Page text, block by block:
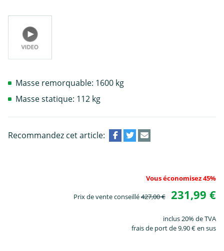
Masse remorquable: 1600 kg
Masse statique: 112 kg
Recommandez cet article:
Vous économisez 45%
Prix de vente conseillé427,00 € 231,99 €
inclus 20% de TVA
frais de port de 9,90 € en sus